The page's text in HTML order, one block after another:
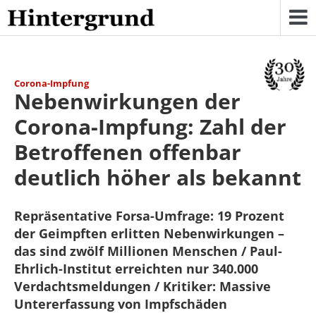
Skip
to
content
Corona-Impfung
Nebenwirkungen der
Corona-Impfung: Zahl der
Betroffenen offenbar
deutlich höher als bekannt
Repräsentative Forsa-Umfrage: 19 Prozent
der Geimpften erlitten Nebenwirkungen –
das sind zwölf Millionen Menschen / Paul-
Ehrlich-Institut erreichten nur 340.000
Verdachtsmeldungen / Kritiker: Massive
Untererfassung von Impfschäden